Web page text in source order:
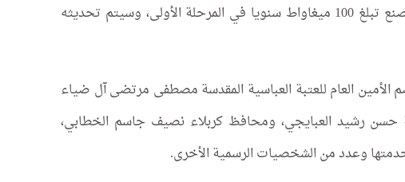
مبيناً في الوقت ذاته أن "الطاقة الإنتاجية للمصنع تبلغ 100 ميغاواط سنويا في المرحلة الأولى، وسيتم تحديثه
العام للعتبة العباسية المقدسة مصطفى مرتضى آل ضياء
حسن رشيد العبايجي، ومحافظ كربلاء نصيف جاسم الخطابي،
وعدد من الشخصيات الرسمية الأخرى.